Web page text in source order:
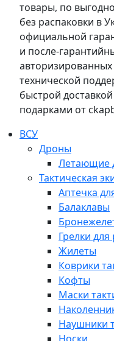
товары, по
без распаковки в
официальной
и после-
технической
быстрой
подарками от
ВСУ
Дроны
Летающие
Тактическая
Аптечка
Балаклавы
Грелки для
Жилеты
Коврики
Кофты
Маски
Наушники